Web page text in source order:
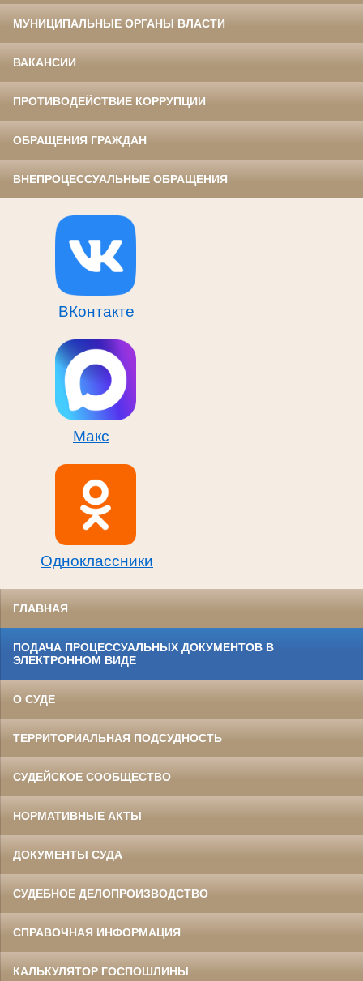
МУНИЦИПАЛЬНЫЕ ОРГАНЫ ВЛАСТИ
ВАКАНСИИ
ПРОТИВОДЕЙСТВИЕ КОРРУПЦИИ
ОБРАЩЕНИЯ ГРАЖДАН
ВНЕПРОЦЕССУАЛЬНЫЕ ОБРАЩЕНИЯ
ВКонтакте
Макс
Одноклассники
ГЛАВНАЯ
ПОДАЧА ПРОЦЕССУАЛЬНЫХ ДОКУМЕНТОВ В
ЭЛЕКТРОННОМ ВИДЕ
О СУДЕ
ТЕРРИТОРИАЛЬНАЯ ПОДСУДНОСТЬ
СУДЕЙСКОЕ СООБЩЕСТВО
НОРМАТИВНЫЕ АКТЫ
ДОКУМЕНТЫ СУДА
СУДЕБНОЕ ДЕЛОПРОИЗВОДСТВО
СПРАВОЧНАЯ ИНФОРМАЦИЯ
КАЛЬКУЛЯТОР ГОСПОШЛИНЫ